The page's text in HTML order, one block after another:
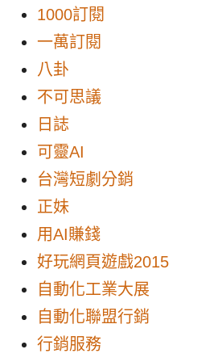
1000訂閱
一萬訂閱
八卦
不可思議
日誌
可靈AI
台灣短劇分銷
正妹
用AI賺錢
好玩網頁遊戲2015
自動化工業大展
自動化聯盟行銷
行銷服務